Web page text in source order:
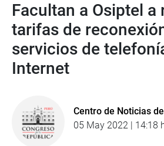
Facultan a Osiptel a
tarifas de
servicios de
Internet
Centro de Noticias
05 May 2022 | 14:18